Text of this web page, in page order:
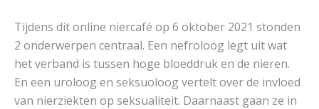
Tijdens dit online niercafé op 6 oktober 2021 stonden
2 onderwerpen centraal. Een nefroloog legt uit wat
het verband is tussen hoge bloeddruk en de nieren.
En een uroloog en seksuoloog vertelt over de invloed
van nierziekten op seksualiteit. Daarnaast gaan ze in